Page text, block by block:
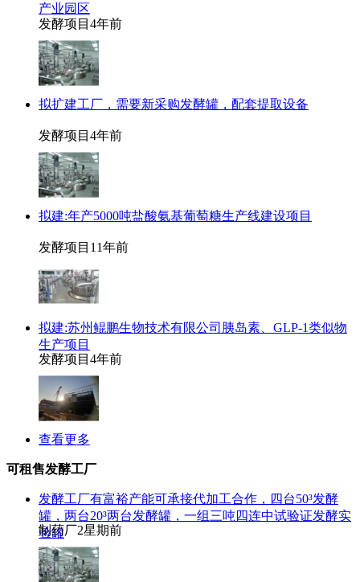
产业园区
发酵项目 4年前
拟扩建工厂，需要新采购发酵罐，配套提取设备
发酵项目 4年前
拟建:年产5000吨盐酸氨基葡萄糖生产线建设项目
发酵项目 11年前
拟建:苏州鲲鹏生物技术有限公司胰岛素、GLP-1类似物
生产项目
发酵项目 4年前
查看更多
可租售发酵工厂
发酵工厂有富裕产能可承接代加工合作，四台50³发酵
罐，两台20³两台发酵罐，一组三吨四连中试验证发酵实
验罐
制药厂2星期前